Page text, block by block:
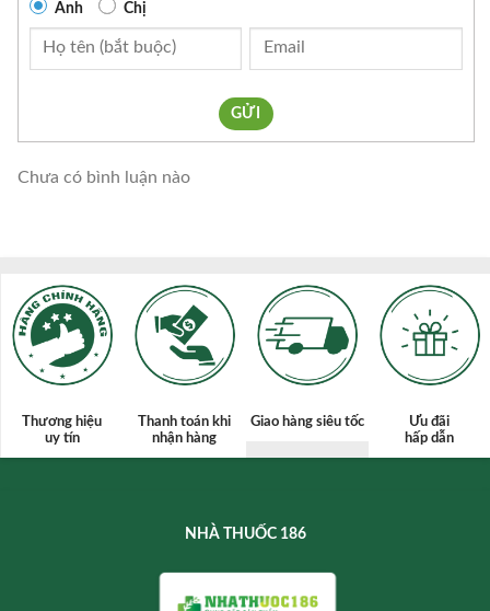
Anh Chị
GỬI
Chưa có bình luận nào
Thương hiệu
uy tín
Thanh toán khi
nhận hàng
Giao hàng siêu tốc
Ưu đãi
hấp dẫn
NHÀ THUỐC 186